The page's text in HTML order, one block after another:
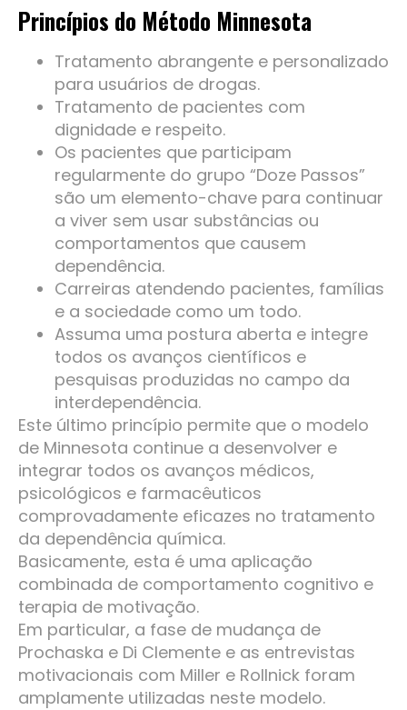
Princípios do Método Minnesota
Tratamento abrangente e personalizado
para usuários de drogas.
Tratamento de pacientes com
dignidade e respeito.
Os pacientes que participam
regularmente do grupo “Doze Passos”
são um elemento-chave para continuar
a viver sem usar substâncias ou
comportamentos que causem
dependência.
Carreiras atendendo pacientes, famílias
e a sociedade como um todo.
Assuma uma postura aberta e integre
todos os avanços científicos e
pesquisas produzidas no campo da
interdependência.
Este último princípio permite que o modelo
de Minnesota continue a desenvolver e
integrar todos os avanços médicos,
psicológicos e farmacêuticos
comprovadamente eficazes no tratamento
da dependência química.
Basicamente, esta é uma aplicação
combinada de comportamento cognitivo e
terapia de motivação.
Em particular, a fase de mudança de
Prochaska e Di Clemente e as entrevistas
motivacionais com Miller e Rollnick foram
amplamente utilizadas neste modelo.